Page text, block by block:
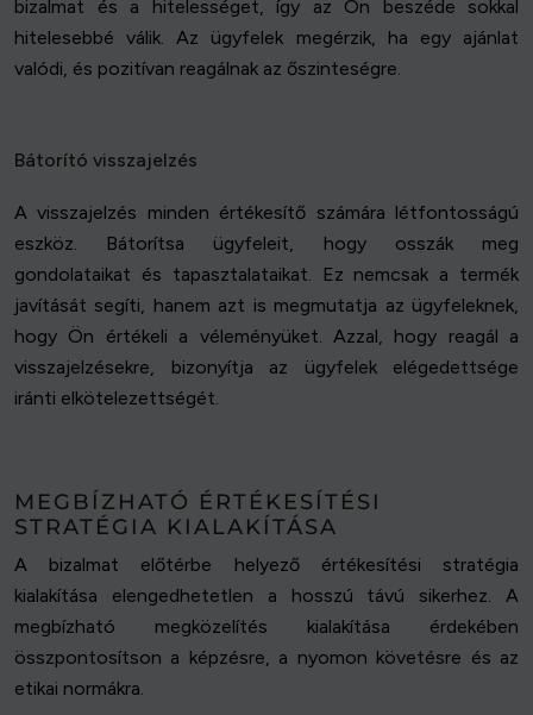
bizalmat és a hitelességet, így az Ön beszéde sokkal
hitelesebbé válik. Az ügyfelek megérzik, ha egy ajánlat
valódi, és pozitívan reagálnak az őszinteségre.
Bátorító visszajelzés
A visszajelzés minden értékesítő számára létfontosságú
eszköz. Bátorítsa ügyfeleit, hogy osszák meg
gondolataikat és tapasztalataikat. Ez nemcsak a termék
javítását segíti, hanem azt is megmutatja az ügyfeleknek,
hogy Ön értékeli a véleményüket. Azzal, hogy reagál a
visszajelzésekre, bizonyítja az ügyfelek elégedettsége
iránti elkötelezettségét.
MEGBÍZHATÓ ÉRTÉKESÍTÉSI
STRATÉGIA KIALAKÍTÁSA
A bizalmat előtérbe helyező értékesítési stratégia
kialakítása elengedhetetlen a hosszú távú sikerhez. A
megbízható megközelítés kialakítása érdekében
összpontosítson a képzésre, a nyomon követésre és az
etikai normákra.